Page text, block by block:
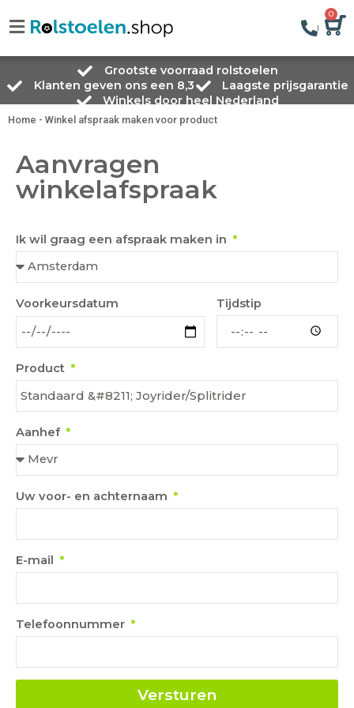
0
Grootste voorraad rolstoelen
Klanten geven ons een 8,3
Laagste prijsgarantie
Winkels door heel Nederland
Home - Winkel afspraak maken voor product
Aanvragen
winkelafspraak
Ik wil graag een afspraak maken in
Voorkeursdatum Tijdstip
Product
Aanhef
Uw voor- en achternaam
E-mail
Telefoonnummer
Versturen